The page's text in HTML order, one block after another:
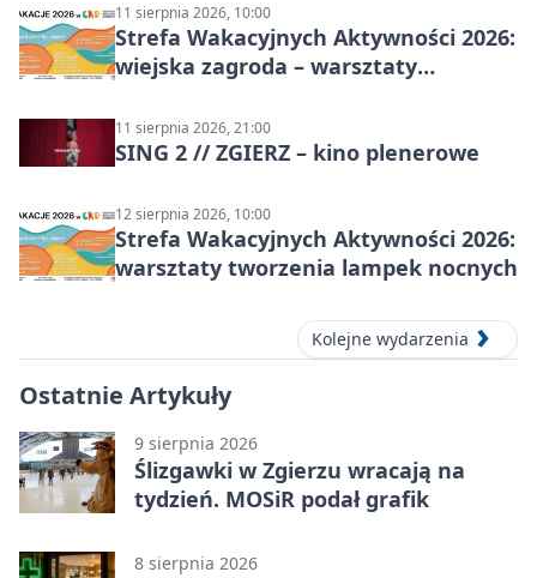
11 sierpnia 2026, 10:00
Strefa Wakacyjnych Aktywności 2026:
wiejska zagroda – warsztaty
11 sierpnia 2026, 21:00
SING 2 // ZGIERZ – kino plenerowe
12 sierpnia 2026, 10:00
Strefa Wakacyjnych Aktywności 2026:
warsztaty tworzenia lampek nocnych
Kolejne wydarzenia
Ostatnie Artykuły
9 sierpnia 2026
Ślizgawki w Zgierzu wracają na
tydzień. MOSiR podał grafik
8 sierpnia 2026